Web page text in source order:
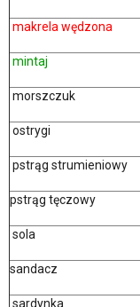
makrela wędzona
mintaj
morszczuk
ostrygi
pstrąg strumieniowy
pstrąg tęczowy
sola
sandacz
sardynka